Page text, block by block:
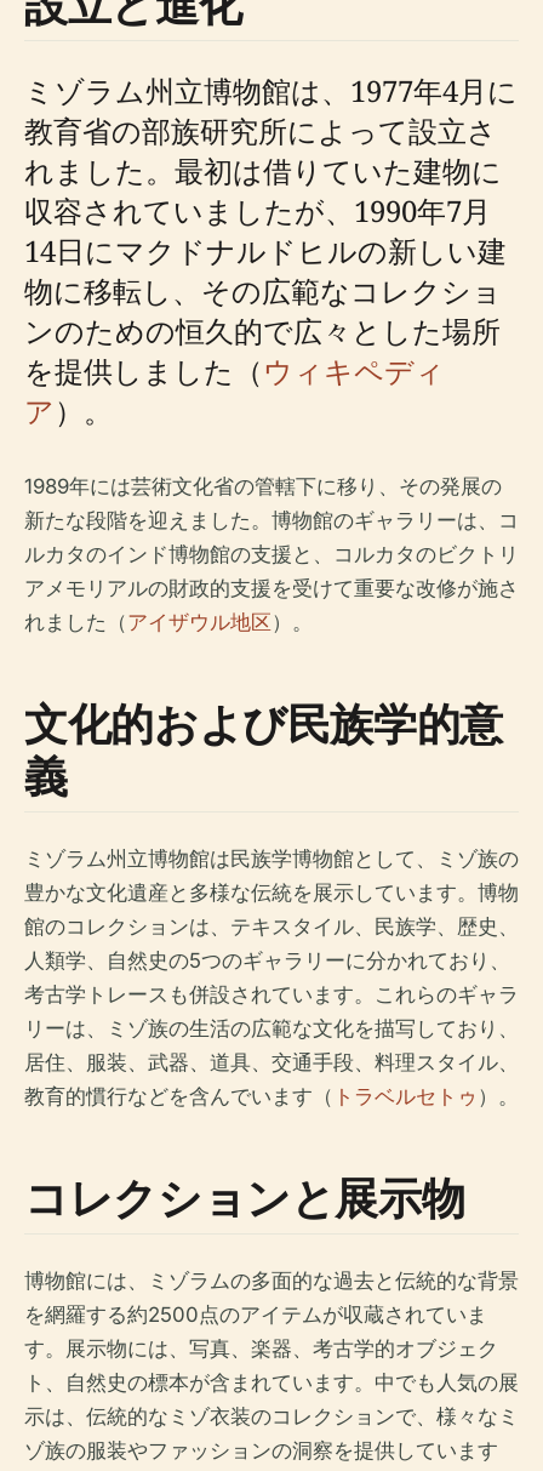
ミゾラム州立博物館は、1977年4月に
教育省の部族研究所によって設立さ
れました。最初は借りていた建物に
収容されていましたが、1990年7月
14日にマクドナルドヒルの新しい建
物に移転し、その広範なコレクショ
ンのための恒久的で広々とした場所
を提供しました（ウィキペディ
ア）。
1989年には芸術文化省の管轄下に移り、その発展の
新たな段階を迎えました。博物館のギャラリーは、コ
ルカタのインド博物館の支援と、コルカタのビクトリ
アメモリアルの財政的支援を受けて重要な改修が施さ
れました（アイザウル地区）。
文化的および民族学的意
義
ミゾラム州立博物館は民族学博物館として、ミゾ族の
豊かな文化遺産と多様な伝統を展示しています。博物
館のコレクションは、テキスタイル、民族学、歴史、
人類学、自然史の5つのギャラリーに分かれており、
考古学トレースも併設されています。これらのギャラ
リーは、ミゾ族の生活の広範な文化を描写しており、
居住、服装、武器、道具、交通手段、料理スタイル、
教育的慣行などを含んでいます（ トラベルセトゥ ）。
コレクションと展示物
博物館には、ミゾラムの多面的な過去と伝統的な背景
を網羅する約2500点のアイテムが収蔵されていま
す。展示物には、写真、楽器、考古学的オブジェク
ト、自然史の標本が含まれています。中でも人気の展
示は、伝統的なミゾ衣装のコレクションで、様々なミ
ゾ族の服装やファッションの洞察を提供しています